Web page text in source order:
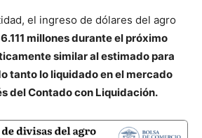
el ingreso de dólares del agro
millones durante el próximo
similar al estimado para
tanto lo liquidado en el mercado
del Contado con Liquidación.